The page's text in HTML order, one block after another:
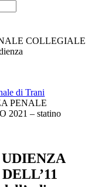
COLLEGIALE
di Trani
PENALE
2021 – statino